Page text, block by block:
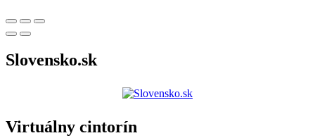
Slovensko.sk
Virtuálny cintorín